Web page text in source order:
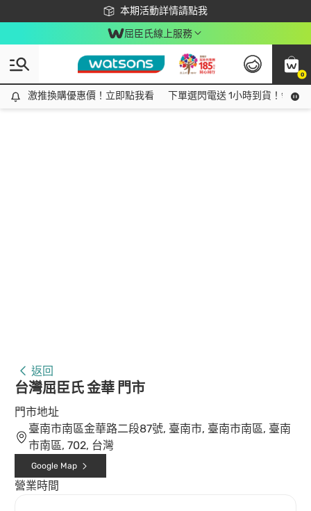
本期活動詳情請點我
下載app最高回饋$350
屈臣氏線上服務
0
激推換購優惠價！立即點我看
激推換購優惠價！立即點我看 下單選閃電送 1小時到貨！領神
返回
台灣屈臣氏 金華 門市
門市地址
臺南市南區金華路二段87號, 臺南市, 臺南市南區, 臺南
市南區, 702, 台灣
Google Map
營業時間